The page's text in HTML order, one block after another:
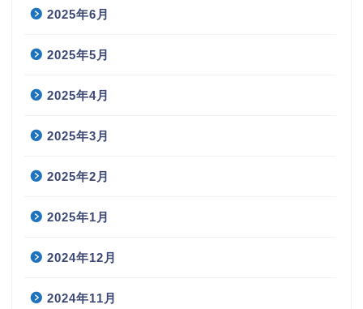
2025年6月
2025年5月
2025年4月
2025年3月
2025年2月
2025年1月
2024年12月
2024年11月